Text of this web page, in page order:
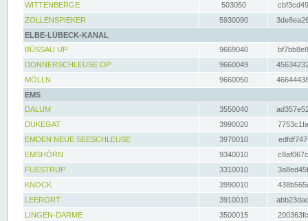
WITTENBERGE
503050
ZOLLENSPIEKER
5930090
ELBE-LÜBECK-KANAL
BÜSSAU UP
9669040
DONNERSCHLEUSE OP
9660049
MÖLLN
9660050
EMS
DALUM
3550040
DUKEGAT
3990020
EMDEN NEUE SEESCHLEUSE
3970010
EMSHÖRN
9340010
FUESTRUP
3310010
KNOCK
3990010
LEERORT
3910010
LINGEN-DARME
3500015